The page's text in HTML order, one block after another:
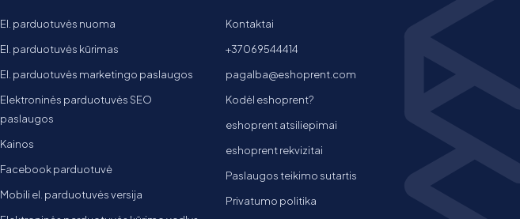
El. parduotuvės nuoma
El. parduotuvės kūrimas
El. parduotuvės marketingo paslaugos
Elektroninės parduotuvės SEO
paslaugos
Kainos
Facebook parduotuvė
Mobili el. parduotuvės versija
Kontaktai
+37069544414
pagalba@eshoprent.com
Kodėl eshoprent?
eshoprent atsiliepimai
eshoprent rekvizitai
Paslaugos teikimo sutartis
Privatumo politika